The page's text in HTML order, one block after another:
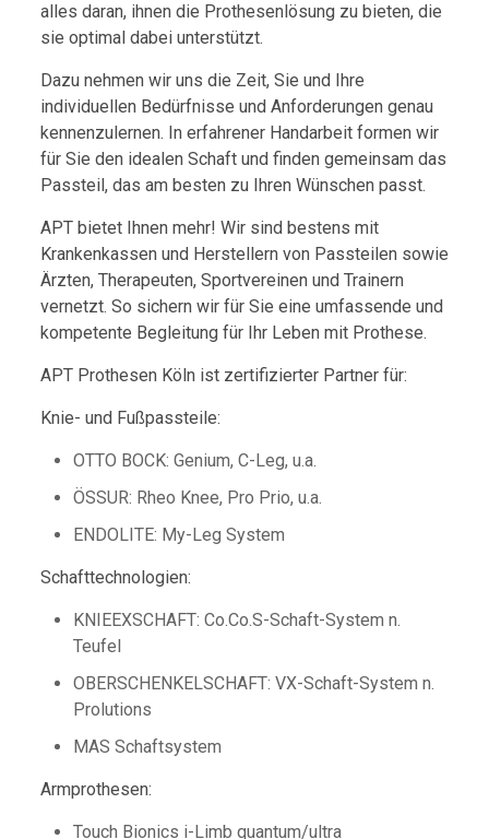
alles daran, ihnen die Prothesenlösung zu bieten, die
sie optimal dabei unterstützt.
Dazu nehmen wir uns die Zeit, Sie und Ihre
individuellen Bedürfnisse und Anforderungen genau
kennenzulernen. In erfahrener Hand­arbeit formen wir
für Sie den idealen Schaft und finden gemeinsam das
Passteil, das am besten zu Ihren Wünschen passt.
APT bietet Ihnen mehr! Wir sind bestens mit
Krankenkassen und Herstellern von Passteilen sowie
Ärzten, Therapeuten, Sportvereinen und Trainern
vernetzt. So sichern wir für Sie eine umfassende und
kompetente Begleitung für Ihr Leben mit Prothese.
APT Prothesen Köln ist zertifizierter Partner für:
Knie- und Fußpassteile:
OTTO BOCK: Genium, C-Leg, u.a.
ÖSSUR: Rheo Knee, Pro Prio, u.a.
ENDOLITE: My-Leg System
Schafttechnologien:
KNIEEXSCHAFT: Co.Co.S-Schaft-System n.
Teufel
OBERSCHENKELSCHAFT: VX-Schaft-System n.
Prolutions
MAS Schaftsystem
Armprothesen:
Touch Bionics i-Limb quantum/ultra